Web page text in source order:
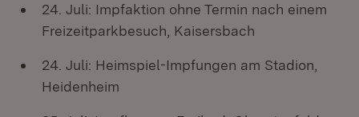
24. Juli: Impfaktion ohne Termin nach einem
Freizeitparkbesuch, Kaisersbach
24. Juli: Heimspiel-Impfungen am Stadion,
Heidenheim